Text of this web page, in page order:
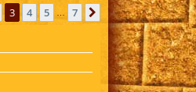
3 4 5 7 Suivante